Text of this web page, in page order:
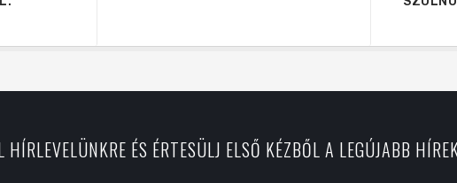
HÍRLEVELÜNKRE ÉS ÉRTESÜLJ ELSŐ KÉZBŐL A LEGÚJABB